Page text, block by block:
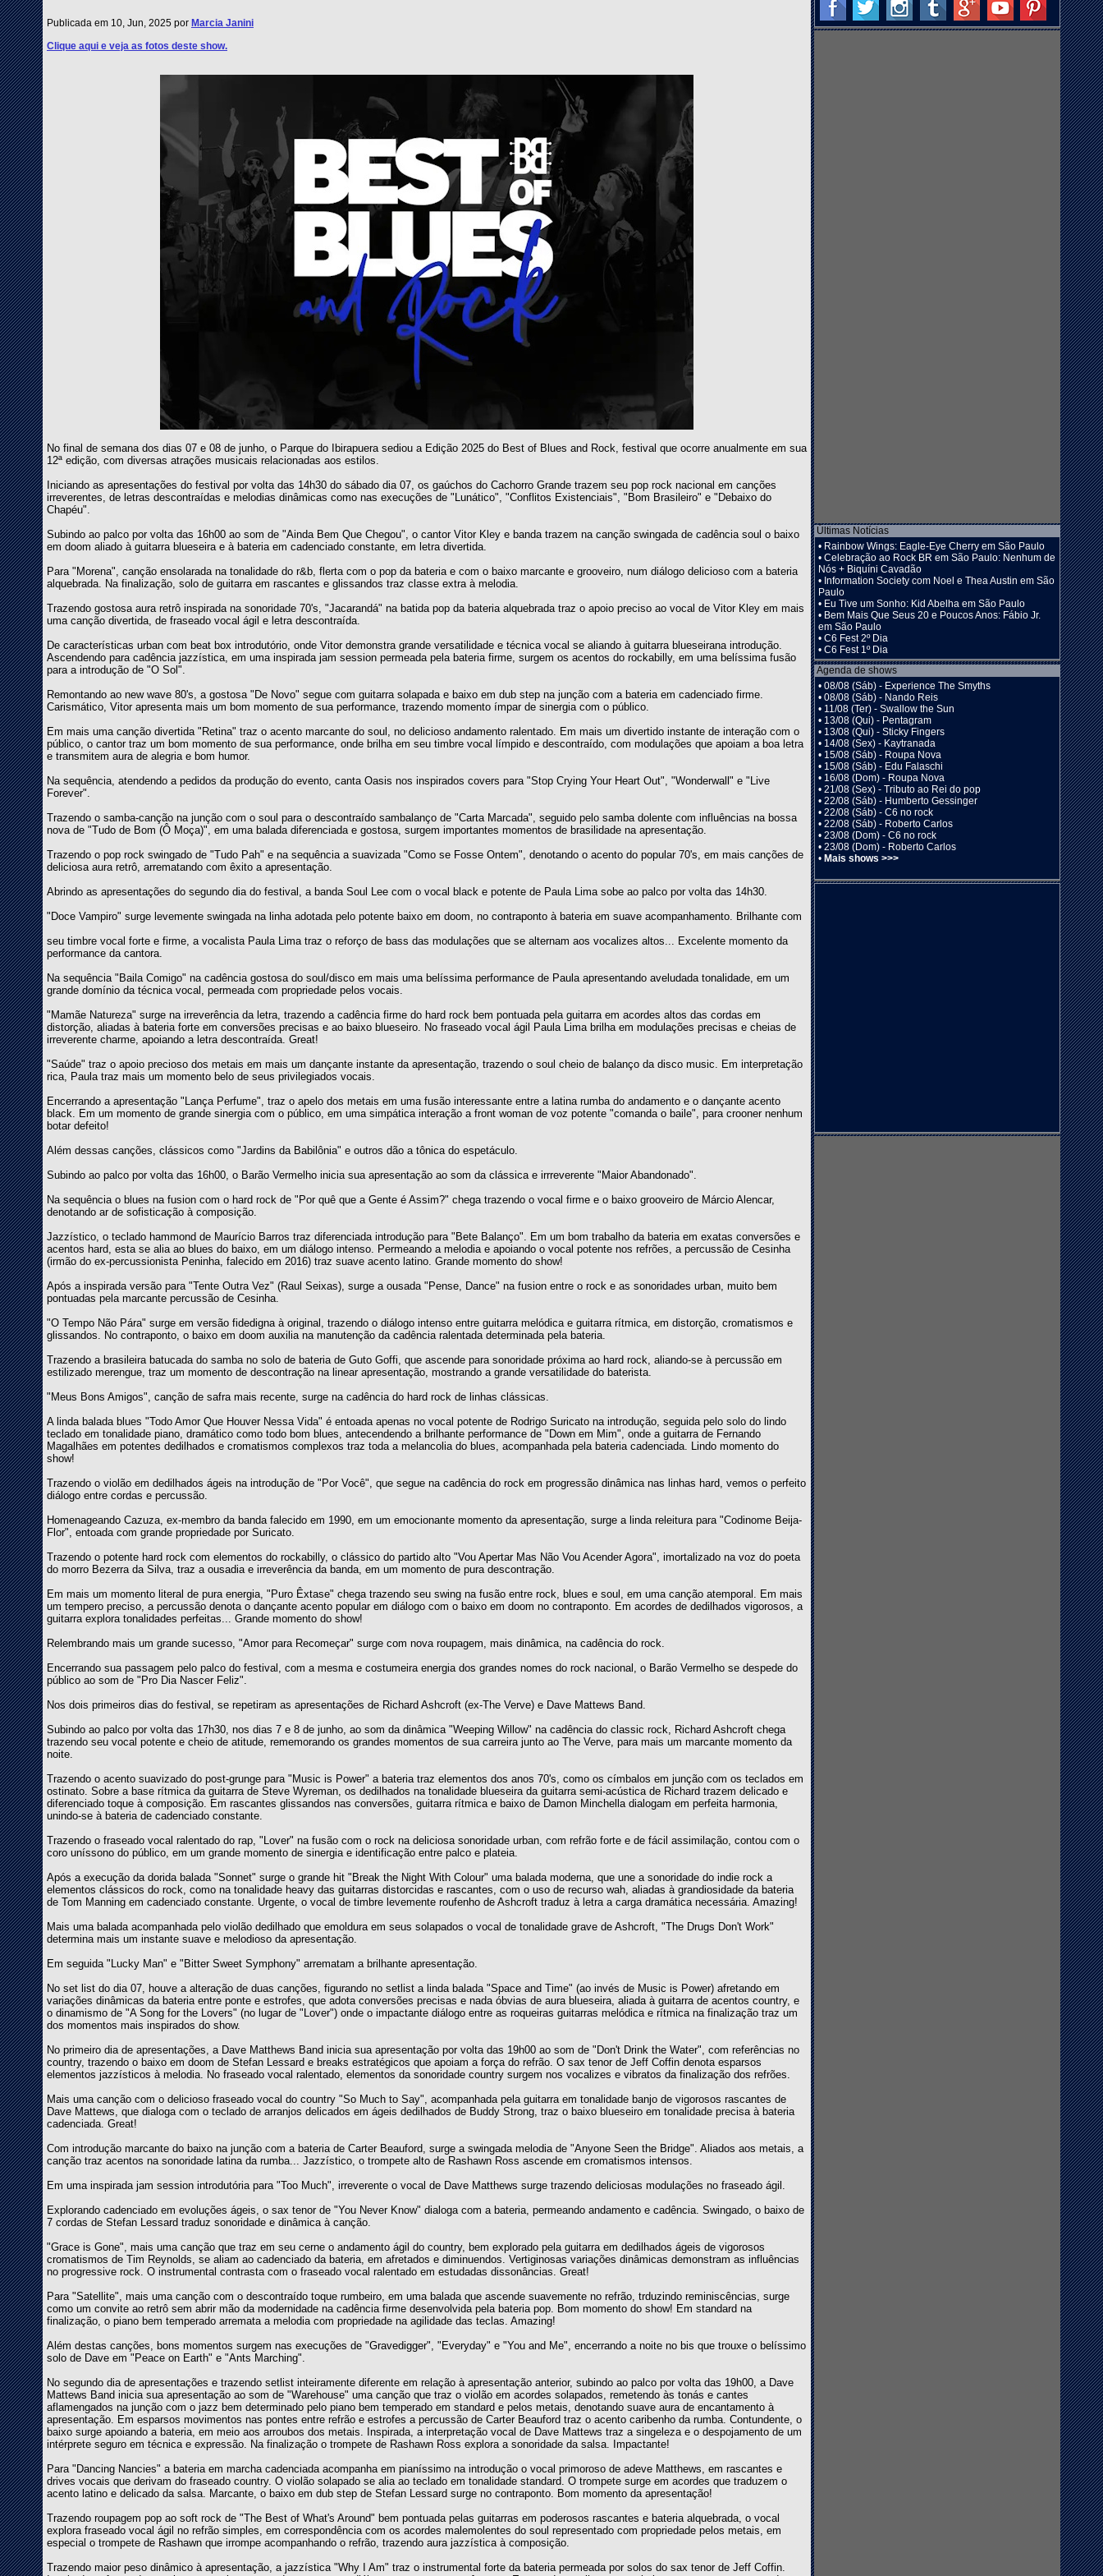
Publicada em 10, Jun, 2025 por Marcia Janini
Clique aqui e veja as fotos deste show.
No final de semana dos dias 07 e 08 de junho, o Parque do Ibirapuera sediou a Edição 2025 do Best of Blues and Rock, festival que ocorre anualmente em sua
12ª edição, com diversas atrações musicais relacionadas aos estilos.
Iniciando as apresentações do festival por volta das 14h30 do sábado dia 07, os gaúchos do Cachorro Grande trazem seu pop rock nacional em canções
irreverentes, de letras descontraídas e melodias dinâmicas como nas execuções de "Lunático", "Conflitos Existenciais", "Bom Brasileiro" e "Debaixo do
Chapéu".
Subindo ao palco por volta das 16h00 ao som de "Ainda Bem Que Chegou", o cantor Vitor Kley e banda trazem na canção swingada de cadência soul o baixo
em doom aliado à guitarra blueseira e à bateria em cadenciado constante, em letra divertida.
Para "Morena", canção ensolarada na tonalidade do r&b, flerta com o pop da bateria e com o baixo marcante e grooveiro, num diálogo delicioso com a bateria
alquebrada. Na finalização, solo de guitarra em rascantes e glissandos traz classe extra à melodia.
Trazendo gostosa aura retrô inspirada na sonoridade 70's, "Jacarandá" na batida pop da bateria alquebrada traz o apoio preciso ao vocal de Vitor Kley em mais
uma canção divertida, de fraseado vocal ágil e letra descontraída.
De características urban com beat box introdutório, onde Vitor demonstra grande versatilidade e técnica vocal se aliando à guitarra blueseirana introdução.
Ascendendo para cadência jazzística, em uma inspirada jam session permeada pela bateria firme, surgem os acentos do rockabilly, em uma belíssima fusão
para a introdução de "O Sol".
Remontando ao new wave 80's, a gostosa "De Novo" segue com guitarra solapada e baixo em dub step na junção com a bateria em cadenciado firme.
Carismático, Vitor apresenta mais um bom momento de sua performance, trazendo momento ímpar de sinergia com o público.
Em mais uma canção divertida "Retina" traz o acento marcante do soul, no delicioso andamento ralentado. Em mais um divertido instante de interação com o
público, o cantor traz um bom momento de sua performance, onde brilha em seu timbre vocal límpido e descontraído, com modulações que apoiam a boa letra
e transmitem aura de alegria e bom humor.
Na sequência, atendendo a pedidos da produção do evento, canta Oasis nos inspirados covers para "Stop Crying Your Heart Out", "Wonderwall" e "Live
Forever".
Trazendo o samba-canção na junção com o soul para o descontraído sambalanço de "Carta Marcada", seguido pelo samba dolente com influências na bossa
nova de "Tudo de Bom (Ô Moça)", em uma balada diferenciada e gostosa, surgem importantes momentos de brasilidade na apresentação.
Trazendo o pop rock swingado de "Tudo Pah" e na sequência a suavizada "Como se Fosse Ontem", denotando o acento do popular 70's, em mais canções de
deliciosa aura retrô, arrematando com êxito a apresentação.
Abrindo as apresentações do segundo dia do festival, a banda Soul Lee com o vocal black e potente de Paula Lima sobe ao palco por volta das 14h30.
"Doce Vampiro" surge levemente swingada na linha adotada pelo potente baixo em doom, no contraponto à bateria em suave acompanhamento. Brilhante com
seu timbre vocal forte e firme, a vocalista Paula Lima traz o reforço de bass das modulações que se alternam aos vocalizes altos... Excelente momento da
performance da cantora.
Na sequência "Baila Comigo" na cadência gostosa do soul/disco em mais uma belíssima performance de Paula apresentando aveludada tonalidade, em um
grande domínio da técnica vocal, permeada com propriedade pelos vocais.
"Mamãe Natureza" surge na irreverência da letra, trazendo a cadência firme do hard rock bem pontuada pela guitarra em acordes altos das cordas em
distorção, aliadas à bateria forte em conversões precisas e ao baixo blueseiro. No fraseado vocal ágil Paula Lima brilha em modulações precisas e cheias de
irreverente charme, apoiando a letra descontraída. Great!
"Saúde" traz o apoio precioso dos metais em mais um dançante instante da apresentação, trazendo o soul cheio de balanço da disco music. Em interpretação
rica, Paula traz mais um momento belo de seus privilegiados vocais.
Encerrando a apresentação "Lança Perfume", traz o apelo dos metais em uma fusão interessante entre a latina rumba do andamento e o dançante acento
black. Em um momento de grande sinergia com o público, em uma simpática interação a front woman de voz potente "comanda o baile", para crooner nenhum
botar defeito!
Além dessas canções, clássicos como "Jardins da Babilônia" e outros dão a tônica do espetáculo.
Subindo ao palco por volta das 16h00, o Barão Vermelho inicia sua apresentação ao som da clássica e irrreverente "Maior Abandonado".
Na sequência o blues na fusion com o hard rock de "Por quê que a Gente é Assim?" chega trazendo o vocal firme e o baixo grooveiro de Márcio Alencar,
denotando ar de sofisticação à composição.
Jazzístico, o teclado hammond de Maurício Barros traz diferenciada introdução para "Bete Balanço". Em um bom trabalho da bateria em exatas conversões e
acentos hard, esta se alia ao blues do baixo, em um diálogo intenso. Permeando a melodia e apoiando o vocal potente nos refrões, a percussão de Cesinha
(irmão do ex-percussionista Peninha, falecido em 2016) traz suave acento latino. Grande momento do show!
Após a inspirada versão para "Tente Outra Vez" (Raul Seixas), surge a ousada "Pense, Dance" na fusion entre o rock e as sonoridades urban, muito bem
pontuadas pela marcante percussão de Cesinha.
"O Tempo Não Pára" surge em versão fidedigna à original, trazendo o diálogo intenso entre guitarra melódica e guitarra rítmica, em distorção, cromatismos e
glissandos. No contraponto, o baixo em doom auxilia na manutenção da cadência ralentada determinada pela bateria.
Trazendo a brasileira batucada do samba no solo de bateria de Guto Goffi, que ascende para sonoridade próxima ao hard rock, aliando-se à percussão em
estilizado merengue, traz um momento de descontração na linear apresentação, mostrando a grande versatilidade do baterista.
"Meus Bons Amigos", canção de safra mais recente, surge na cadência do hard rock de linhas clássicas.
A linda balada blues "Todo Amor Que Houver Nessa Vida" é entoada apenas no vocal potente de Rodrigo Suricato na introdução, seguida pelo solo do lindo
teclado em tonalidade piano, dramático como todo bom blues, antecendendo a brilhante performance de "Down em Mim", onde a guitarra de Fernando
Magalhães em potentes dedilhados e cromatismos complexos traz toda a melancolia do blues, acompanhada pela bateria cadenciada. Lindo momento do
show!
Trazendo o violão em dedilhados ágeis na introdução de "Por Você", que segue na cadência do rock em progressão dinâmica nas linhas hard, vemos o perfeito
diálogo entre cordas e percussão.
Homenageando Cazuza, ex-membro da banda falecido em 1990, em um emocionante momento da apresentação, surge a linda releitura para "Codinome Beija-
Flor", entoada com grande propriedade por Suricato.
Trazendo o potente hard rock com elementos do rockabilly, o clássico do partido alto "Vou Apertar Mas Não Vou Acender Agora", imortalizado na voz do poeta
do morro Bezerra da Silva, traz a ousadia e irreverência da banda, em um momento de pura descontração.
Em mais um momento literal de pura energia, "Puro Êxtase" chega trazendo seu swing na fusão entre rock, blues e soul, em uma canção atemporal. Em mais
um tempero preciso, a percussão denota o dançante acento popular em diálogo com o baixo em doom no contraponto. Em acordes de dedilhados vigorosos, a
guitarra explora tonalidades perfeitas... Grande momento do show!
Relembrando mais um grande sucesso, "Amor para Recomeçar" surge com nova roupagem, mais dinâmica, na cadência do rock.
Encerrando sua passagem pelo palco do festival, com a mesma e costumeira energia dos grandes nomes do rock nacional, o Barão Vermelho se despede do
público ao som de "Pro Dia Nascer Feliz".
Nos dois primeiros dias do festival, se repetiram as apresentações de Richard Ashcroft (ex-The Verve) e Dave Mattews Band.
Subindo ao palco por volta das 17h30, nos dias 7 e 8 de junho, ao som da dinâmica "Weeping Willow" na cadência do classic rock, Richard Ashcroft chega
trazendo seu vocal potente e cheio de atitude, rememorando os grandes momentos de sua carreira junto ao The Verve, para mais um marcante momento da
noite.
Trazendo o acento suavizado do post-grunge para "Music is Power" a bateria traz elementos dos anos 70's, como os címbalos em junção com os teclados em
ostinato. Sobre a base rítmica da guitarra de Steve Wyreman, os dedilhados na tonalidade blueseira da guitarra semi-acústica de Richard trazem delicado e
diferenciado toque à composição. Em rascantes glissandos nas conversões, guitarra rítmica e baixo de Damon Minchella dialogam em perfeita harmonia,
unindo-se à bateria de cadenciado constante.
Trazendo o fraseado vocal ralentado do rap, "Lover" na fusão com o rock na deliciosa sonoridade urban, com refrão forte e de fácil assimilação, contou com o
coro uníssono do público, em um grande momento de sinergia e identificação entre palco e plateia.
Após a execução da dorida balada "Sonnet" surge o grande hit "Break the Night With Colour" uma balada moderna, que une a sonoridade do indie rock a
elementos clássicos do rock, como na tonalidade heavy das guitarras distorcidas e rascantes, com o uso de recurso wah, aliadas à grandiosidade da bateria
de Tom Manning em cadenciado constante. Urgente, o vocal de timbre levemente roufenho de Ashcroft traduz à letra a carga dramática necessária. Amazing!
Mais uma balada acompanhada pelo violão dedilhado que emoldura em seus solapados o vocal de tonalidade grave de Ashcroft, "The Drugs Don't Work"
determina mais um instante suave e melodioso da apresentação.
Em seguida "Lucky Man" e "Bitter Sweet Symphony" arrematam a brilhante apresentação.
No set list do dia 07, houve a alteração de duas canções, figurando no setlist a linda balada "Space and Time" (ao invés de Music is Power) afretando em
variações dinâmicas da bateria entre ponte e estrofes, que adota conversões precisas e nada óbvias de aura blueseira, aliada à guitarra de acentos country, e
o dinamismo de "A Song for the Lovers" (no lugar de "Lover") onde o impactante diálogo entre as roqueiras guitarras melódica e rítmica na finalização traz um
dos momentos mais inspirados do show.
No primeiro dia de apresentações, a Dave Matthews Band inicia sua apresentação por volta das 19h00 ao som de "Don't Drink the Water", com referências no
country, trazendo o baixo em doom de Stefan Lessard e breaks estratégicos que apoiam a força do refrão. O sax tenor de Jeff Coffin denota esparsos
elementos jazzísticos à melodia. No fraseado vocal ralentado, elementos da sonoridade country surgem nos vocalizes e vibratos da finalização dos refrões.
Mais uma canção com o delicioso fraseado vocal do country "So Much to Say", acompanhada pela guitarra em tonalidade banjo de vigorosos rascantes de
Dave Mattews, que dialoga com o teclado de arranjos delicados em ágeis dedilhados de Buddy Strong, traz o baixo blueseiro em tonalidade precisa à bateria
cadenciada. Great!
Com introdução marcante do baixo na junção com a bateria de Carter Beauford, surge a swingada melodia de "Anyone Seen the Bridge". Aliados aos metais, a
canção traz acentos na sonoridade latina da rumba... Jazzístico, o trompete alto de Rashawn Ross ascende em cromatismos intensos.
Em uma inspirada jam session introdutória para "Too Much", irreverente o vocal de Dave Matthews surge trazendo deliciosas modulações no fraseado ágil.
Explorando cadenciado em evoluções ágeis, o sax tenor de "You Never Know" dialoga com a bateria, permeando andamento e cadência. Swingado, o baixo de
7 cordas de Stefan Lessard traduz sonoridade e dinâmica à canção.
"Grace is Gone", mais uma canção que traz em seu cerne o andamento ágil do country, bem explorado pela guitarra em dedilhados ágeis de vigorosos
cromatismos de Tim Reynolds, se aliam ao cadenciado da bateria, em afretados e diminuendos. Vertiginosas variações dinâmicas demonstram as influências
no progressive rock. O instrumental contrasta com o fraseado vocal ralentado em estudadas dissonâncias. Great!
Para "Satellite", mais uma canção com o descontraído toque rumbeiro, em uma balada que ascende suavemente no refrão, trduzindo reminiscências, surge
como um convite ao retrô sem abrir mão da modernidade na cadência firme desenvolvida pela bateria pop. Bom momento do show! Em standard na
finalização, o piano bem temperado arremata a melodia com propriedade na agilidade das teclas. Amazing!
Além destas canções, bons momentos surgem nas execuções de "Gravedigger", "Everyday" e "You and Me", encerrando a noite no bis que trouxe o belíssimo
solo de Dave em "Peace on Earth" e "Ants Marching".
No segundo dia de apresentações e trazendo setlist inteiramente diferente em relação à apresentação anterior, subindo ao palco por volta das 19h00, a Dave
Mattews Band inicia sua apresentação ao som de "Warehouse" uma canção que traz o violão em acordes solapados, remetendo às tonás e cantes
aflamengados na junção com o jazz bem determinado pelo piano bem temperado em standard e pelos metais, denotando suave aura de encantamento à
apresentação. Em esparsos movimentos nas pontes entre refrão e estrofes a percussão de Carter Beauford traz o acento caribenho da rumba. Contundente, o
baixo surge apoiando a bateria, em meio aos arroubos dos metais. Inspirada, a interpretação vocal de Dave Mattews traz a singeleza e o despojamento de um
intérprete seguro em técnica e expressão. Na finalização o trompete de Rashawn Ross explora a sonoridade da salsa. Impactante!
Para "Dancing Nancies" a bateria em marcha cadenciada acompanha em pianíssimo na introdução o vocal primoroso de adeve Matthews, em rascantes e
drives vocais que derivam do fraseado country. O violão solapado se alia ao teclado em tonalidade standard. O trompete surge em acordes que traduzem o
acento latino e delicado da salsa. Marcante, o baixo em dub step de Stefan Lessard surge no contraponto. Bom momento da apresentação!
Trazendo roupagem pop ao soft rock de "The Best of What's Around" bem pontuada pelas guitarras em poderosos rascantes e bateria alquebrada, o vocal
explora fraseado vocal ágil no refrão simples, em correspondência com os acordes malemolentes do soul representado com propriedade pelos metais, em
especial o trompete de Rashawn que irrompe acompanhando o refrão, trazendo aura jazzística à composição.
Trazendo maior peso dinâmico à apresentação, a jazzística "Why I Am" traz o instrumental forte da bateria permeada por solos do sax tenor de Jeff Coffin.
Últimas Notícias
• Rainbow Wings: Eagle-Eye Cherry em São Paulo
• Celebração ao Rock BR em São Paulo: Nenhum de
Nós + Biquíni Cavadão
• Information Society com Noel e Thea Austin em São
Paulo
• Eu Tive um Sonho: Kid Abelha em São Paulo
• Bem Mais Que Seus 20 e Poucos Anos: Fábio Jr.
em São Paulo
• C6 Fest 2º Dia
• C6 Fest 1º Dia
Agenda de shows
• 08/08 (Sáb) - Experience The Smyths
• 08/08 (Sáb) - Nando Reis
• 11/08 (Ter) - Swallow the Sun
• 13/08 (Qui) - Pentagram
• 13/08 (Qui) - Sticky Fingers
• 14/08 (Sex) - Kaytranada
• 15/08 (Sáb) - Roupa Nova
• 15/08 (Sáb) - Edu Falaschi
• 16/08 (Dom) - Roupa Nova
• 21/08 (Sex) - Tributo ao Rei do pop
• 22/08 (Sáb) - Humberto Gessinger
• 22/08 (Sáb) - C6 no rock
• 22/08 (Sáb) - Roberto Carlos
• 23/08 (Dom) - C6 no rock
• 23/08 (Dom) - Roberto Carlos
• Mais shows >>>